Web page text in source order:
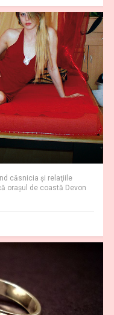
căsnicia şi relaţiile
oraşul de coastă Devon